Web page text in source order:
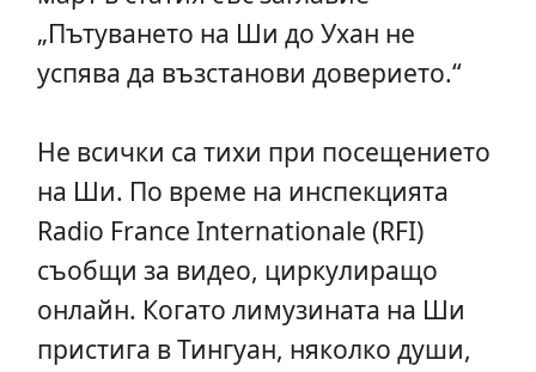
„Пътуването на Ши до Ухан не
успява да възстанови доверието.“
Не всички са тихи при посещението
на Ши. По време на инспекцията
Radio France Internationale (RFI)
съобщи за видео, циркулиращо
онлайн. Когато лимузината на Ши
пристига в Тингуан, няколко души,